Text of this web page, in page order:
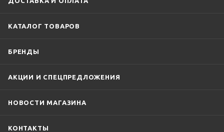
КАТАЛОГ ТОВАРОВ
БРЕНДЫ
АКЦИИ И СПЕЦПРЕДЛОЖЕНИЯ
НОВОСТИ МАГАЗИНА
КОНТАКТЫ